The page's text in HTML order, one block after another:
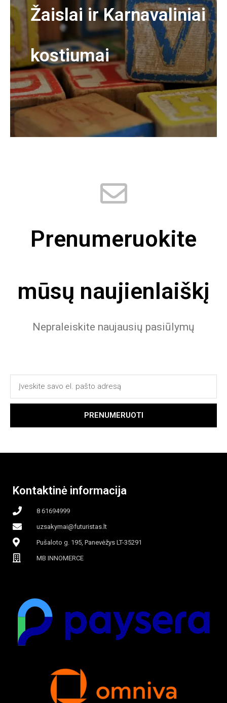
Žaislai ir Karnavaliniai
kostiumai
Prenumeruokite
mūsų naujienlaiškį
Nepraleiskite naujausių pasiūlymų
PRENUMERUOTI
Kontaktinė informacija
8 61694999
uzsakymai@futuristas.lt
Pušaloto g. 195, Panevėžys LT-35291
MB INNOMERCE